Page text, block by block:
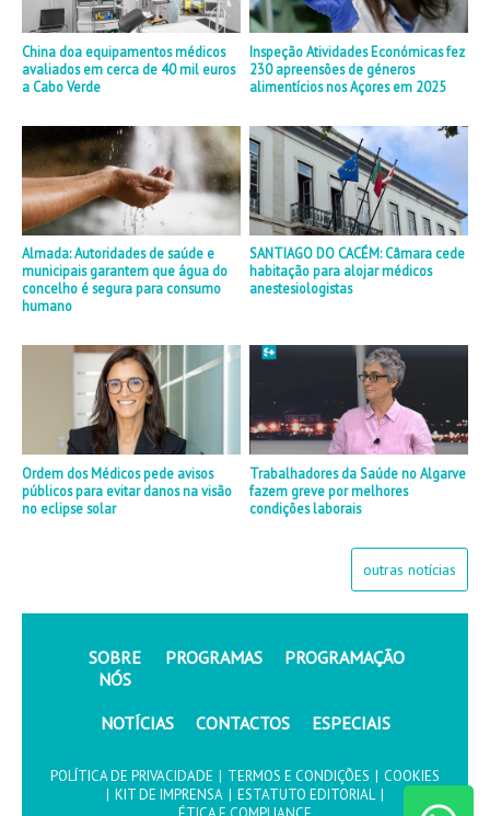
China doa equipamentos médicos
avaliados em cerca de 40 mil euros
a Cabo Verde
Inspeção Atividades Económicas fez
230 apreensões de géneros
alimentícios nos Açores em 2025
Almada: Autoridades de saúde e
municipais garantem que água do
concelho é segura para consumo
humano
SANTIAGO DO CACÉM: Câmara cede
habitação para alojar médicos
anestesiologistas
Ordem dos Médicos pede avisos
públicos para evitar danos na visão
no eclipse solar
Trabalhadores da Saúde no Algarve
fazem greve por melhores
condições laborais
outras notícias
SOBRE
NÓS
PROGRAMAS PROGRAMAÇÃO
NOTÍCIAS CONTACTOS ESPECIAIS
POLÍTICA DE PRIVACIDADE | TERMOS E CONDIÇÕES | COOKIES
| KIT DE IMPRENSA | ESTATUTO EDITORIAL |